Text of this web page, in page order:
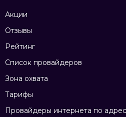
Акции
Отзывы
Рейтинг
Список провайдеров
Зона охвата
Тарифы
Провайдеры интернета по